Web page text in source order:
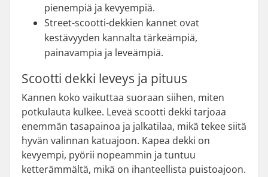
pienempiä ja kevyempiä.
Street-scootti-dekkien kannet ovat
kestävyyden kannalta tärkeämpiä,
painavampia ja leveämpiä.
Scootti dekki leveys ja pituus
Kannen koko vaikuttaa suoraan siihen, miten
potkulauta kulkee. Leveä scootti dekki tarjoaa
enemmän tasapainoa ja jalkatilaa, mikä tekee siitä
hyvän valinnan katuajoon. Kapea dekki on
kevyempi, pyörii nopeammin ja tuntuu
ketterämmältä, mikä on ihanteellista puistoajoon.